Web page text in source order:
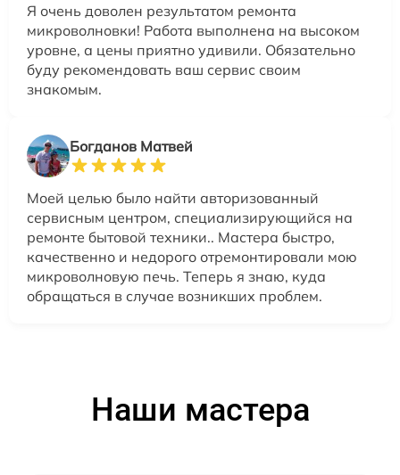
Я очень доволен результатом ремонта
микроволновки! Работа выполнена на высоком
уровне, а цены приятно удивили. Обязательно
буду рекомендовать ваш сервис своим
знакомым.
Богданов Матвей
Моей целью было найти авторизованный
сервисным центром, специализирующийся на
ремонте бытовой техники.. Мастера быстро,
качественно и недорого отремонтировали мою
микроволновую печь. Теперь я знаю, куда
обращаться в случае возникших проблем.
Наши мастера